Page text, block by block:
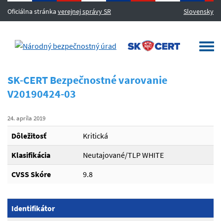
Oficiálna stránka verejnej správy SR Slovensky
MENU
SK-CERT Bezpečnostné varovanie
V20190424-03
24. apríla 2019
Dôležitosť
Kritická
Klasifikácia
Neutajované/TLP WHITE
CVSS Skóre
9.8
Identifikátor